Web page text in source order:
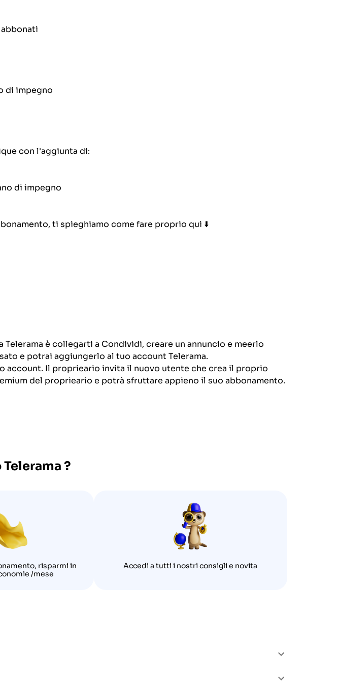
di impegno
con l'aggiunta di:
di impegno
ti spieghiamo come fare proprio qui ⬇️
è collegarti a Condividi, creare un annuncio e meerlo
e potrai aggiungerlo al tuo account Telerama.
account. Il proprieario invita il nuovo utente che crea il proprio
del proprieario e potrà sfruttare appieno il suo abbonamento.
Telerama ?
risparmi in
/mese
Accedi a tutti i nostri consigli e novita